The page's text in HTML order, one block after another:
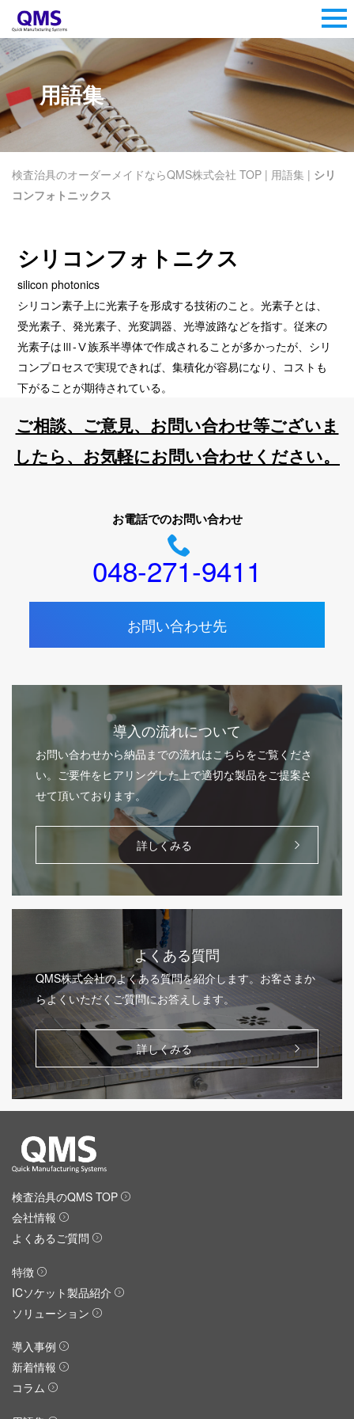
用語集
検査治具のオーダーメイドならQMS株式会社 TOP | 用語集 | シリ
コンフォトニックス
シリコンフォトニクス
silicon photonics
シリコン素子上に光素子を形成する技術のこと。光素子とは、
受光素子、発光素子、光変調器、光導波路などを指す。従来の
光素子はⅢ‐Ⅴ族系半導体で作成されることが多かったが、シリ
コンプロセスで実現できれば、集積化が容易になり、コストも
下がることが期待されている。
ご相談、ご意見、お問い合わせ等ございま
したら、お気軽にお問い合わせください。
お電話でのお問い合わせ
048-271-9411
お問い合わせ先
導入の流れについて
お問い合わせから納品までの流れはこちらをご覧くださ
い。ご要件をヒアリングした上で適切な製品をご提案さ
せて頂いております。
詳しくみる
よくある質問
QMS株式会社のよくある質問を紹介します。お客さまか
らよくいただくご質問にお答えします。
詳しくみる
検査治具のQMS TOP
会社情報
よくあるご質問
特徴
ICソケット製品紹介
ソリューション
導入事例
新着情報
コラム